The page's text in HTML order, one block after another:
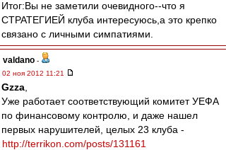
Итог:Вы не заметили очевидного--что я
СТРАТЕГИЕЙ клуба интересуюсь,а это крепко
связано с личными симпатиями.
valdano -
02 ноя 2012 11:21
Gzza
Уже работает соответствующий комитет УЕФА
по финансовому контролю, и даже нашел
первых нарушителей, целых 23 клуба -
http://terrikon.com/posts/131161